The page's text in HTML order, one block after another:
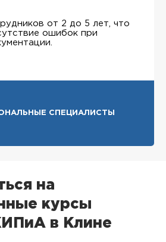
от 2 до 5 лет, что
ошибок при
СПЕЦИАЛИСТЫ
на
курсы
в Клине